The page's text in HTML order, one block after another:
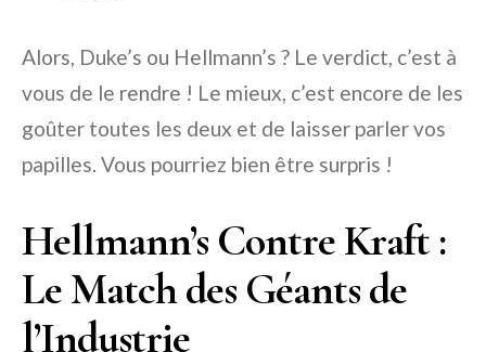
Alors, Duke’s ou Hellmann’s ? Le verdict, c’est à
vous de le rendre ! Le mieux, c’est encore de les
goûter toutes les deux et de laisser parler vos
papilles. Vous pourriez bien être surpris !
Hellmann’s Contre Kraft :
Le Match des Géants de
l’Industrie